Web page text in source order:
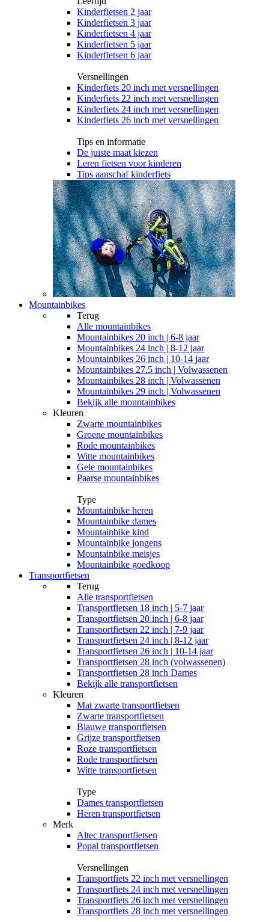
Kinderfietsen 2 jaar
Kinderfietsen 3 jaar
Kinderfietsen 4 jaar
Kinderfietsen 5 jaar
Kinderfietsen 6 jaar
Versnellingen
Kinderfiets 20 inch met versnellingen
Kinderfiets 22 inch met versnellingen
Kinderfiets 24 inch met versnellingen
Kinderfiets 26 inch met versnellingen
Tips en informatie
De juiste maat kiezen
Leren fietsen voor kinderen
Tips aanschaf kinderfiets
Mountainbikes
Terug
Alle mountainbikes
Mountainbikes 20 inch | 6-8 jaar
Mountainbikes 24 inch | 8-12 jaar
Mountainbikes 26 inch | 10-14 jaar
Mountainbikes 27.5 inch | Volwassenen
Mountainbikes 28 inch | Volwassenen
Mountainbikes 29 inch | Volwassenen
Bekijk alle mountainbikes
Kleuren
Zwarte mountainbikes
Groene mountainbikes
Rode mountainbikes
Witte mountainbikes
Gele mountainbikes
Paarse mountainbikes
Type
Mountainbike heren
Mountainbike dames
Mountainbike kind
Mountainbike jongens
Mountainbike meisjes
Mountainbike goedkoop
Transportfietsen
Terug
Alle transportfietsen
Transportfietsen 18 inch | 5-7 jaar
Transportfietsen 20 inch | 6-8 jaar
Transportfietsen 22 inch | 7-9 jaar
Transportfietsen 24 inch | 8-12 jaar
Transportfietsen 26 inch | 10-14 jaar
Transportfietsen 28 inch (volwassenen)
Transportfietsen 28 inch Dames
Bekijk alle transportfietsen
Kleuren
Mat zwarte transportfietsen
Zwarte transportfietsen
Blauwe transportfietsen
Grijze transportfietsen
Roze transportfietsen
Rode transportfietsen
Witte transportfietsen
Type
Dames transportfietsen
Heren transportfietsen
Merk
Altec transportfietsen
Popal transportfietsen
Versnellingen
Transportfiets 22 inch met versnellingen
Transportfiets 24 inch met versnellingen
Transportfiets 26 inch met versnellingen
Transportfiets 28 inch met versnellingen